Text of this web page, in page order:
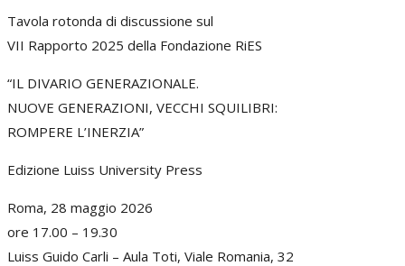
Tavola rotonda di discussione sul
VII Rapporto 2025 della Fondazione RiES
“IL DIVARIO GENERAZIONALE.
NUOVE GENERAZIONI, VECCHI SQUILIBRI:
ROMPERE L’INERZIA”
Edizione Luiss University Press
Roma, 28 maggio 2026
ore 17.00 – 19.30
Luiss Guido Carli – Aula Toti, Viale Romania, 32